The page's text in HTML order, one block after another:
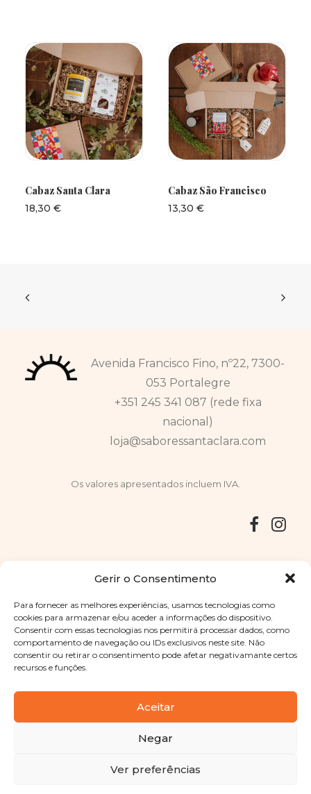
Gerir o Consentimento
Para fornecer as melhores experiências, usamos tecnologias como
cookies para armazenar e/ou aceder a informações do dispositivo.
Consentir com essas tecnologias nos permitirá processar dados, como
comportamento de navegação ou IDs exclusivos neste site. Não
consentir ou retirar o consentimento pode afetar negativamante certos
recursos e funções.
Aceitar
Negar
Ver preferências
Cabaz Santa Clara
18,30 €
Cabaz São Francisco
13,30 €
Avenida Francisco Fino, nº22, 7300-
053 Portalegre
+351 245 341 087 (rede fixa
nacional)
loja@saboressantaclara.com
Os valores apresentados incluem IVA.
Copyright © 2025 Sabores Santa Clara
. Todos os direitos
reservadosPolítica de Privacidade |Termos e condições
Designed byShift Your Branding Agency